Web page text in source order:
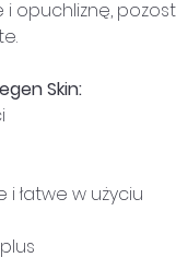
i opuchliznę,
Skin:
i łatwe w użyciu